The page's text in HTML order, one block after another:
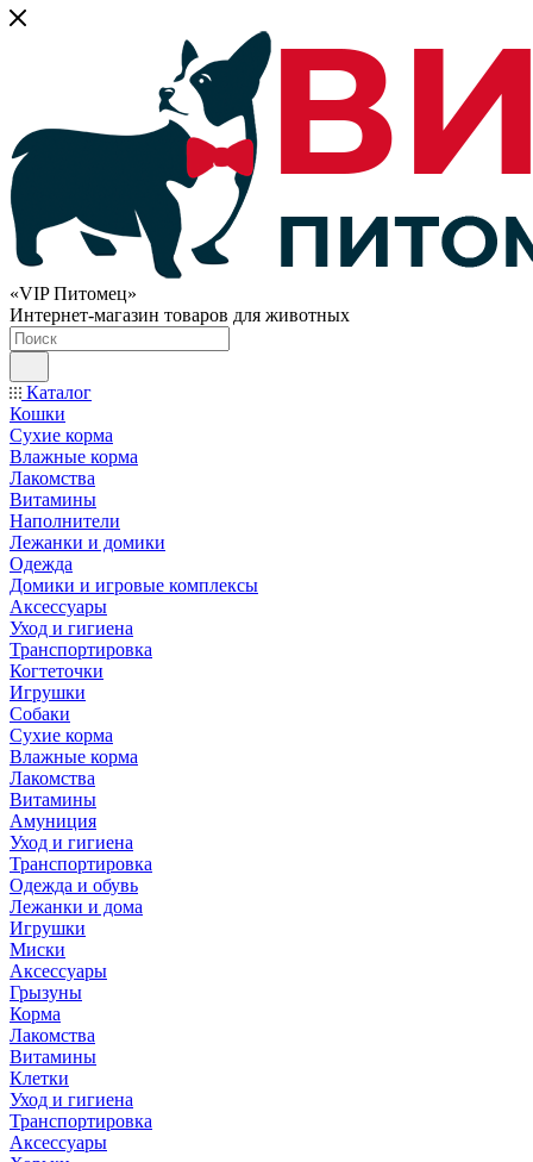
«VIP Питомец»
Интернет-магазин товаров для животных
Каталог
Кошки
Сухие корма
Влажные корма
Лакомства
Витамины
Наполнители
Лежанки и домики
Одежда
Домики и игровые комплексы
Аксессуары
Уход и гигиена
Транспортировка
Когтеточки
Игрушки
Собаки
Сухие корма
Влажные корма
Лакомства
Витамины
Амуниция
Уход и гигиена
Транспортировка
Одежда и обувь
Лежанки и дома
Игрушки
Миски
Аксессуары
Грызуны
Корма
Лакомства
Витамины
Клетки
Уход и гигиена
Транспортировка
Аксессуары